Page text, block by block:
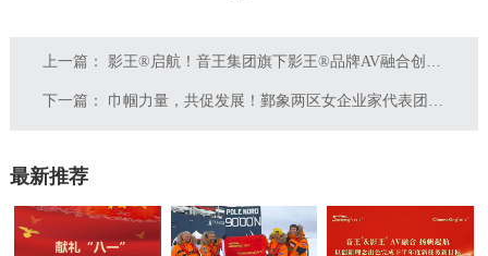
上一篇： 影王®启航！音王集团旗下影王®品牌AV融合创新技术视频生产基地盛大落成
下一篇： 巾帼力量，共促发展！鄞象两区女企业家代表团走进音王
最新推荐